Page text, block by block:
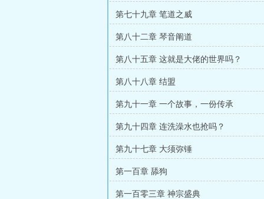
第七十九章 笔道之威
第八十二章 琴音阐道
第八十五章 这就是大佬的世界吗？
第八十八章 结盟
第九十一章 一个故事，一份传承
第九十四章 连洗澡水也抢吗？
第九十七章 大须弥锤
第一百章 舔狗
第一百零三章 神宗盛典